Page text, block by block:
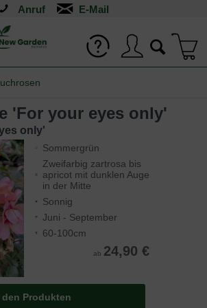
Anruf
'For your eyes only'
only'
Sommergrün
Zweifarbig zartrosa bis
apricot mit dunklen Auge
in der Mitte
Sonnig
Juni - September
60-100cm
ab 24,90 €
den Produkten